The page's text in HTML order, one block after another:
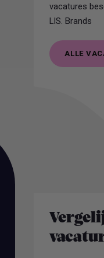
vacatures
LIS. Brands
ALLE